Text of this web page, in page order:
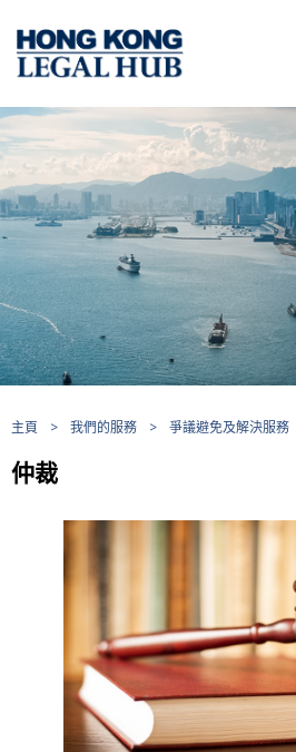
主頁 > 我們的服務 > 爭議避免及解決服務
仲裁